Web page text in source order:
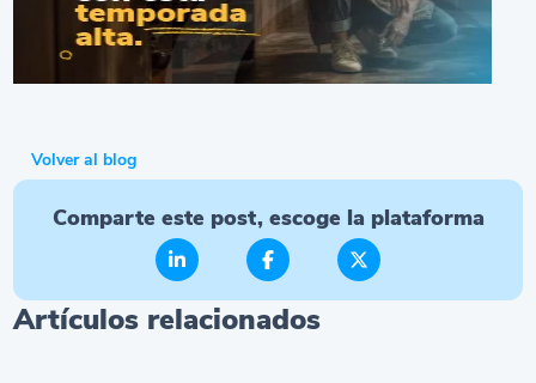
Volver al blog
Comparte este post, escoge la plataforma
Artículos relacionados